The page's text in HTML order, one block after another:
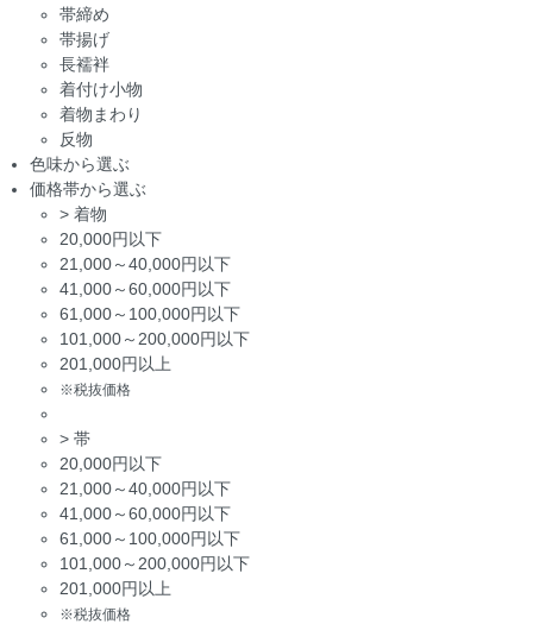
帯締め
帯揚げ
長襦袢
着付け小物
着物まわり
反物
色味から選ぶ
価格帯から選ぶ
> 着物
20,000円以下
21,000～40,000円以下
41,000～60,000円以下
61,000～100,000円以下
101,000～200,000円以下
201,000円以上
※税抜価格
> 帯
20,000円以下
21,000～40,000円以下
41,000～60,000円以下
61,000～100,000円以下
101,000～200,000円以下
201,000円以上
※税抜価格